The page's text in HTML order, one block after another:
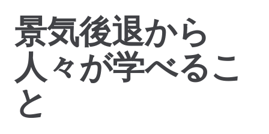
景気後退から
人々が学べるこ
と